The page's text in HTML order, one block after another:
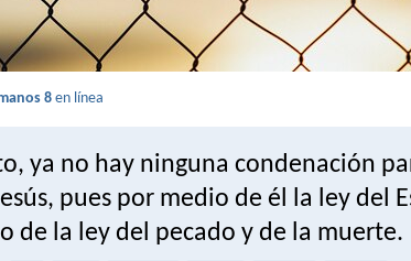
8 en línea
ya no hay ninguna condenación
pues por medio de él la ley del
de la ley del pecado y de la muerte.